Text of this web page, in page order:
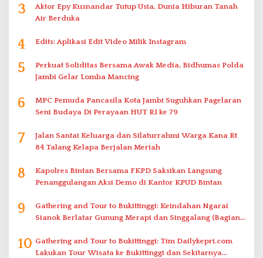
3
Aktor Epy Kusnandar Tutup Usia, Dunia Hiburan Tanah
Air Berduka
4 Edits: Aplikasi Edit Video Milik Instagram
5
Perkuat Soliditas Bersama Awak Media, Bidhumas Polda
Jambi Gelar Lomba Mancing
6
MPC Pemuda Pancasila Kota Jambi Suguhkan Pagelaran
Seni Budaya Di Perayaan HUT RI ke 79
7
Jalan Santai Keluarga dan Silaturrahmi Warga Kana Rt
84 Talang Kelapa Berjalan Meriah
8
Kapolres Bintan Bersama FKPD Saksikan Langsung
Penanggulangan Aksi Demo di Kantor KPUD Bintan
9
Gathering and Tour to Bukittinggi: Keindahan Ngarai
Sianok Berlatar Gunung Merapi dan Singgalang (Bagian
10 Gathering and Tour to Bukittinggi: Tim Dailykepri.com
Lakukan Tour Wisata ke Bukittinggi dan Sekitarnya